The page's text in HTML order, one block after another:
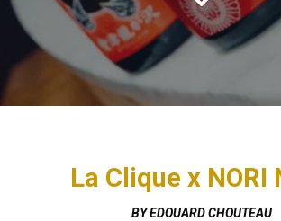
La Clique x NORI
BY EDOUARD CHOUTEAU